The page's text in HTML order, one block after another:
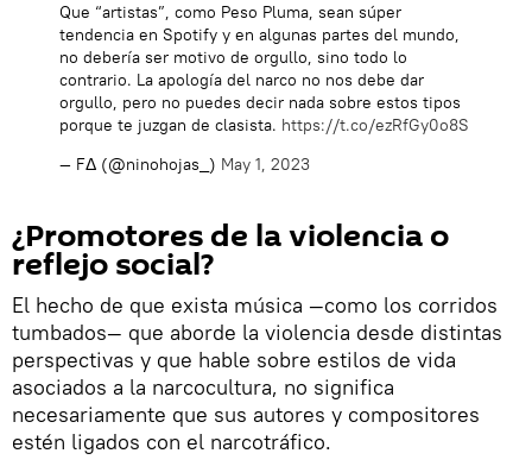
Que “artistas”, como Peso Pluma, sean súper
tendencia en Spotify y en algunas partes del mundo,
no debería ser motivo de orgullo, sino todo lo
contrario. La apología del narco no nos debe dar
orgullo, pero no puedes decir nada sobre estos tipos
porque te juzgan de clasista. https://t.co/ezRfGy0o8S
— FΔ (@ninohojas_) May 1, 2023
¿Promotores de la violencia o
reflejo social?
El hecho de que exista música —como los corridos
tumbados— que aborde la violencia desde distintas
perspectivas y que hable sobre estilos de vida
asociados a la narcocultura, no significa
necesariamente que sus autores y compositores
estén ligados con el narcotráfico.